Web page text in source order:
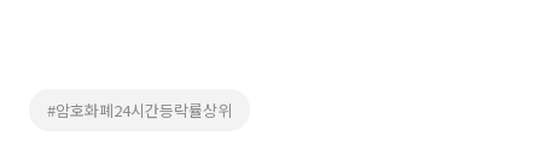
#암호화폐24시간등락률상위